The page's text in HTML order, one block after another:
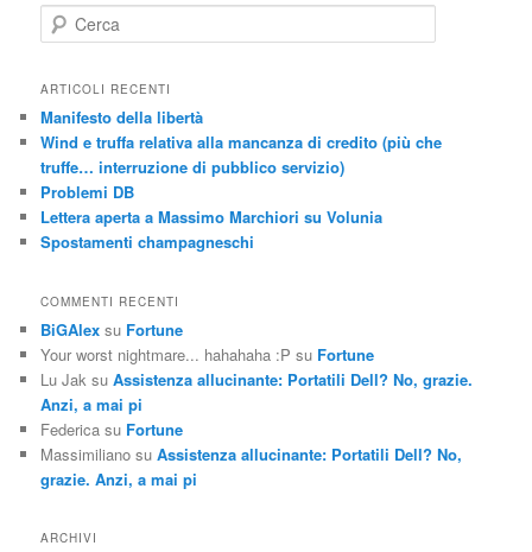
e
c
ARTICOLI RECENTI
Manifesto della libertà
Wind e truffa relativa alla mancanza di credito (più che
truffe… interruzione di pubblico servizio)
Problemi DB
Lettera aperta a Massimo Marchiori su Volunia
Spostamenti champagneschi
COMMENTI RECENTI
BiGAlex su Fortune
Your worst nightmare... hahahaha :P su Fortune
Lu Jak suAssistenza allucinante: Portatili Dell? No, grazie.
Anzi, a mai pi
Federica su Fortune
Massimiliano suAssistenza allucinante: Portatili Dell? No,
grazie. Anzi, a mai pi
ARCHIVI